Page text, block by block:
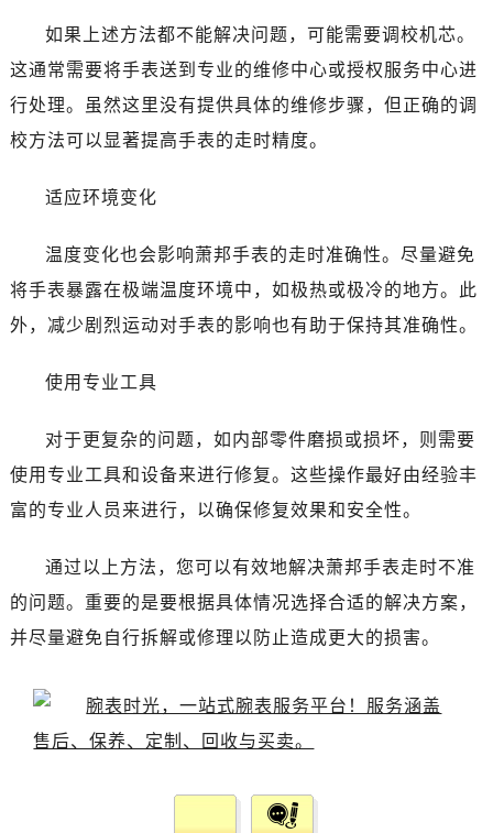
如果上述方法都不能解决问题，可能需要调校机芯。
这通常需要将手表送到专业的维修中心或授权服务中心进
行处理。虽然这里没有提供具体的维修步骤，但正确的调
校方法可以显著提高手表的走时精度。
适应环境变化
温度变化也会影响萧邦手表的走时准确性。尽量避免
将手表暴露在极端温度环境中，如极热或极冷的地方。此
外，减少剧烈运动对手表的影响也有助于保持其准确性。
使用专业工具
对于更复杂的问题，如内部零件磨损或损坏，则需要
使用专业工具和设备来进行修复。这些操作最好由经验丰
富的专业人员来进行，以确保修复效果和安全性。
通过以上方法，您可以有效地解决萧邦手表走时不准
的问题。重要的是要根据具体情况选择合适的解决方案，
并尽量避免自行拆解或修理以防止造成更大的损害。